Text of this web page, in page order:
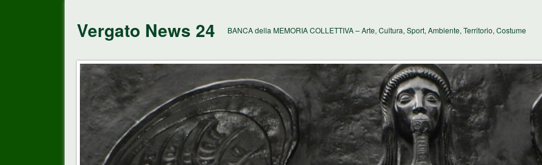
Vergato News 24 BANCA della MEMORIA COLLETTIVA – Arte, Cultura, Sport, Ambiente, Territorio, Costume